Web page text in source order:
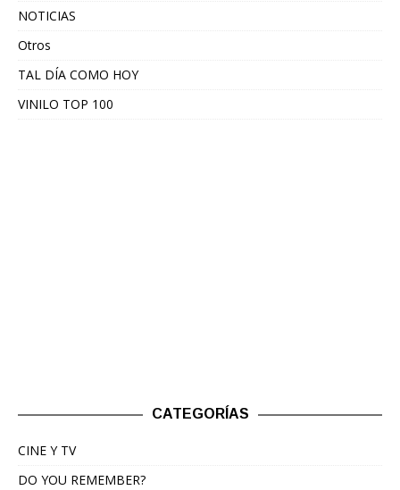
NOTICIAS
Otros
TAL DÍA COMO HOY
VINILO TOP 100
CATEGORÍAS
CINE Y TV
DO YOU REMEMBER?